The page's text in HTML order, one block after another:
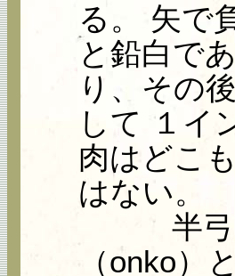
る。 矢で
と鉛白で
り、その
して １イ
肉はどこ
はない。
半弓（
（onko）